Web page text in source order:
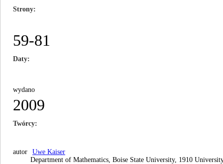
Strony
59-81
Daty
wydano
2009
Twórcy
autor
Uwe Kaiser
Department of Mathematics, Boise State University, 1910